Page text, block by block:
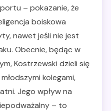
– pokazanie, że
boiskowa
nawet jeśli nie jest
Obecnie, będąc w
Kostrzewski dzieli się
kolegami,
Jego wpływ na
– to